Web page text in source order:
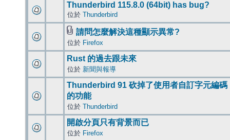
Thunderbird 115.8.0 (64bit) has bug?
位於 Thunderbird
請問怎麼解決這種顯示異常?
位於 Firefox
Rust 的過去跟未來
位於 新聞與報導
Thunderbird 91 砍掉了使用者自訂字元編碼
的功能
位於 Thunderbird
開啟分頁只有背景而已
位於 Firefox